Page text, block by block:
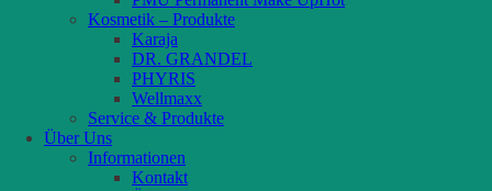
Kosmetik – Produkte
Karaja
DR. GRANDEL
PHYRIS
Wellmaxx
Service & Produkte
Über Uns
Informationen
Kontakt